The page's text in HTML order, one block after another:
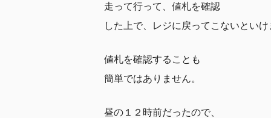
走って行って、値札を確認
した上で、レジに戻ってこないとい
値札を確認することも
簡単ではありません。
昼の１２時前だったので、